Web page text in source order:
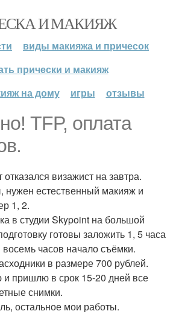
И МАКИЯЖ
виды макияжа и причесок
прически и макияж
на дому
игры отзывы
TFP, оплата
визажист на завтра.
естественный макияж и
1, 2.
в студии Skypoint на большой
готовы заложить 1, 5 часа
часов начало съёмки.
в размере 700 рублей.
пришлю в срок 15-20 дней все
снимки.
остальное мои работы.